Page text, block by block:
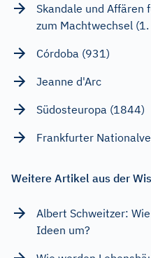
Skandale und Affären
zum Machtwechsel
Córdoba (931)
Jeanne d'Arc
Südosteuropa (1844)
Frankfurter
Weitere Artikel aus der
Albert Schweitzer:
Ideen um?